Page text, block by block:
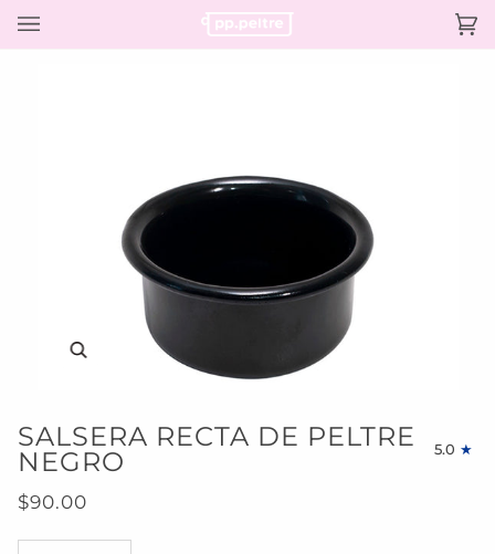
directamente
SALSERA RECTA DE PELTRE
NEGRO 5.0
$90.00